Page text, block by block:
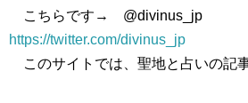
こちらです→ @divinus_jp
https://twitter.com/divinus_jp
このサイトでは、聖地と占いの記